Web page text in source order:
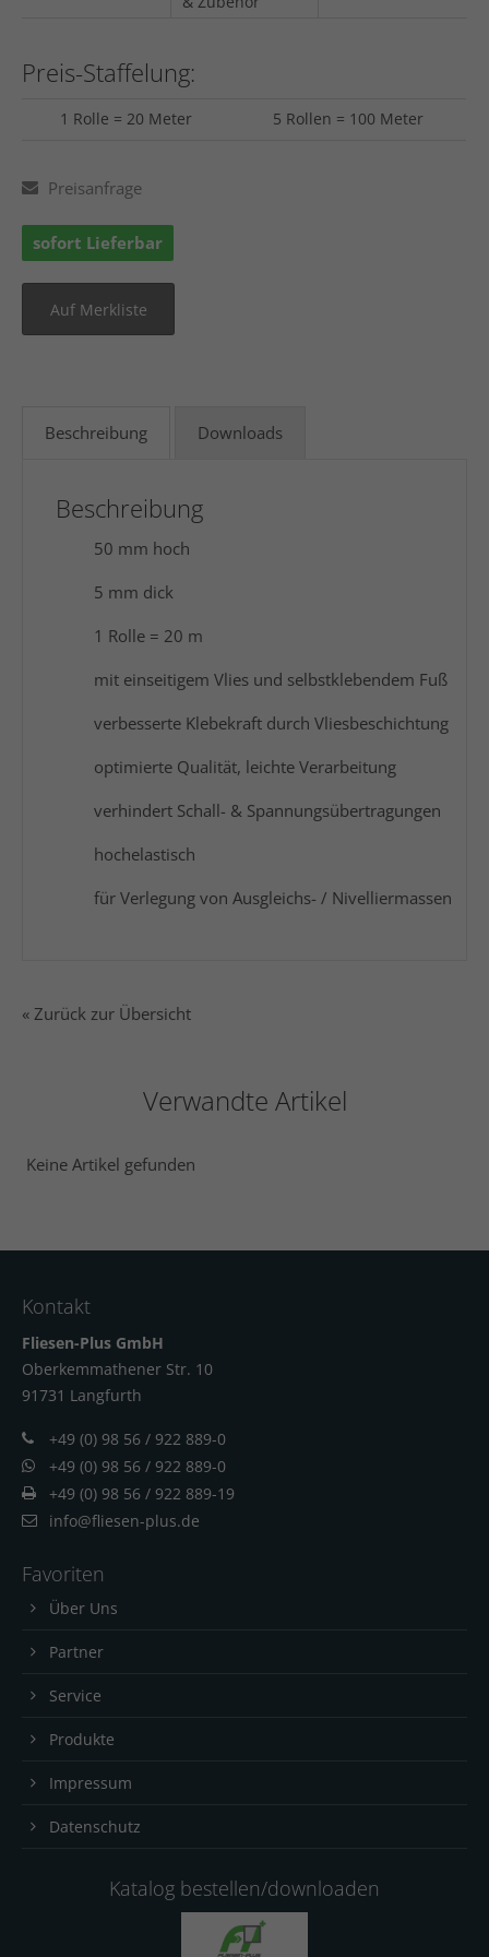
Preis-Staffelung:
1 Rolle = 20 Meter 5 Rollen = 100 Meter
Preisanfrage
sofort Lieferbar
Beschreibung Downloads
Beschreibung
50 mm hoch
5 mm dick
1 Rolle = 20 m
mit einseitigem Vlies und selbstklebendem Fuß
verbesserte Klebekraft durch Vliesbeschichtung
optimierte Qualität, leichte Verarbeitung
verhindert Schall- & Spannungsübertragungen
hochelastisch
für Verlegung von Ausgleichs- / Nivelliermassen
« Zurück zur Übersicht
Verwandte Artikel
Keine Artikel gefunden
Kontakt
Fliesen-Plus GmbH
Oberkemmathener Str. 10
91731 Langfurth
+49 (0) 98 56 / 922 889-0
+49 (0) 98 56 / 922 889-0
+49 (0) 98 56 / 922 889-19
info@fliesen-plus.de
Favoriten
Über Uns
Partner
Service
Produkte
Impressum
Datenschutz
Katalog bestellen/downloaden